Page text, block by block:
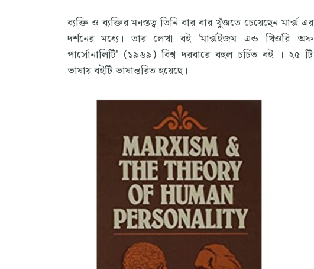
ব্যক্তি ও ব্যক্তির মনস্তত্ব তিনি বার বার খুঁজতে চেয়েছেন মার্ক্স এর
দর্শনের মধ্যে। তার লেখা বই 'মার্ক্সইজম এন্ড থিওরি অফ
পার্সোনালিটি' (১৯৬৯) বিশ্ব দরবারে বহুল চর্চিত বই । ২৫ টি
ভাষায় বইটি ভাষান্তরিত হয়েছে।